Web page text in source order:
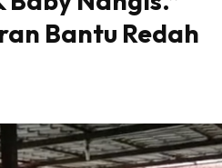
Bantu Redah